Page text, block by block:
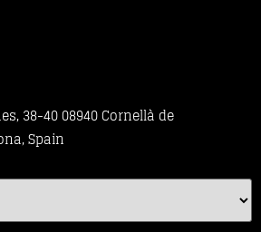
38-40 08940 Cornellà de
Spain